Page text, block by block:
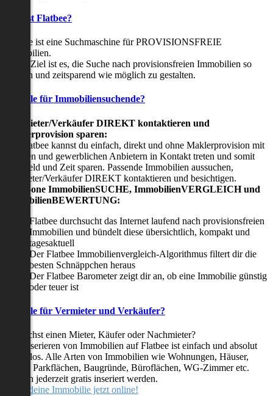
Was ist Flatbee?
Flatbee ist eine Suchmaschine für PROVISIONSFREIE
Immobilien.
Unser Ziel ist es, die Suche nach provisionsfreien Immobilien so
einfach und zeitsparend wie möglich zu gestalten.
Vorteile für Immobiliensuchende?
Viermieter/Verkäufer DIREKT kontaktieren und
Maklerprovision sparen:
Mit Flatbee kannst du einfach, direkt und ohne Maklerprovision mit
privaten und gewerblichen Anbietern in Kontakt treten und somit
viel Geld und Zeit sparen. Passende Immobilien aussuchen,
Vermieter/Verkäufer DIREKT kontaktieren und besichtigen.
All-in-one ImmobilienSUCHE, ImmobilienVERGLEICH und
ImmobilienBEWERTUNG:
Flatbee durchsucht das Internet laufend nach provisionsfreien
Immobilien und bündelt diese übersichtlich, kompakt und
tagesaktuell
Der Flatbee Immobilienvergleich-Algorithmus filtert dir die
besten Schnäppchen heraus
Der Flatbee Barometer zeigt dir an, ob eine Immobilie günstig
oder teuer ist
Vorteile für Vermieter und Verkäufer?
Du suchst einen Mieter, Käufer oder Nachmieter?
Das Inserieren von Immobilien auf Flatbee ist einfach und absolut
kostenlos. Alle Arten von Immobilien wie Wohnungen, Häuser,
Villen, Parkflächen, Baugründe, Büroflächen, WG-Zimmer etc.
können jederzeit gratis inseriert werden.
Stelle deine Immobilie jetzt online!